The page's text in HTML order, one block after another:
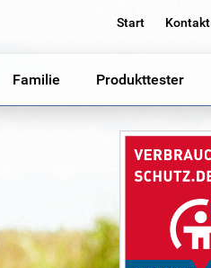
Start Kontakt
Familie Produkttester